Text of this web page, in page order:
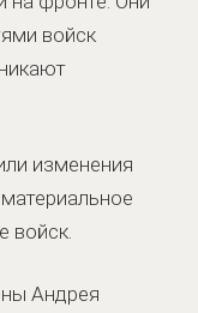
войск
изменения
войск.
Андрея